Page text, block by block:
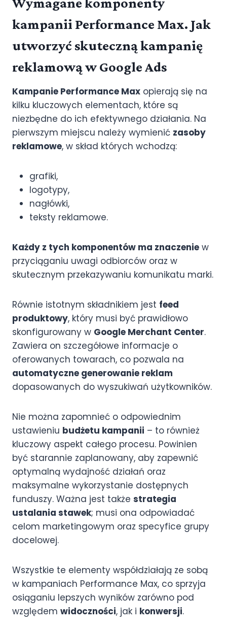
kampanii Performance Max. Jak
utworzyć skuteczną kampanię
reklamową w Google Ads
Kampanie Performance Max opierają się na
kilku kluczowych elementach, które są
niezbędne do ich efektywnego działania. Na
pierwszym miejscu należy wymienić zasoby
reklamowe, w skład których wchodzą:
grafiki,
logotypy,
nagłówki,
teksty reklamowe.
Każdy z tych komponentów ma znaczenie w
przyciąganiu uwagi odbiorców oraz w
skutecznym przekazywaniu komunikatu marki.
Równie istotnym składnikiem jest feed
produktowy, który musi być prawidłowo
skonfigurowany w Google Merchant Center.
Zawiera on szczegółowe informacje o
oferowanych towarach, co pozwala na
automatyczne generowanie reklam
dopasowanych do wyszukiwań użytkowników.
Nie można zapomnieć o odpowiednim
ustawieniu budżetu kampanii – to również
kluczowy aspekt całego procesu. Powinien
być starannie zaplanowany, aby zapewnić
optymalną wydajność działań oraz
maksymalne wykorzystanie dostępnych
funduszy. Ważna jest także strategia
ustalania stawek; musi ona odpowiadać
celom marketingowym oraz specyfice grupy
docelowej.
Wszystkie te elementy współdziałają ze sobą
w kampaniach Performance Max, co sprzyja
osiąganiu lepszych wyników zarówno pod
względem widoczności, jak i konwersji.